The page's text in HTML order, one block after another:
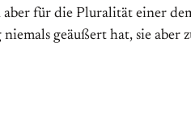
für die Pluralität einer
geäußert hat, sie aber